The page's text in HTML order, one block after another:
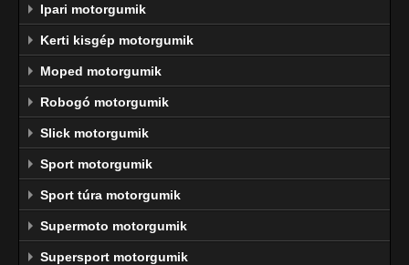
Ipari motorgumik
Kerti kisgép motorgumik
Moped motorgumik
Robogó motorgumik
Slick motorgumik
Sport motorgumik
Sport túra motorgumik
Supermoto motorgumik
Supersport motorgumik